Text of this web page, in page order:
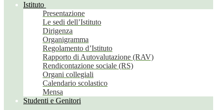
Istituto
Presentazione
Le sedi dell’Istituto
Dirigenza
Organigramma
Regolamento d’Istituto
Rapporto di Autovalutazione (RAV)
Rendicontazione sociale (RS)
Organi collegiali
Calendario scolastico
Mensa
Studenti e Genitori